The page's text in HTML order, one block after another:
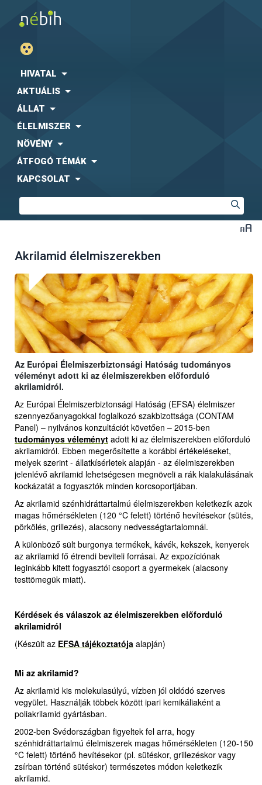
HIVATAL
AKTUÁLIS
ÁLLAT
ÉLELMISZER
NÖVÉNY
ÁTFOGÓ TÉMÁK
KAPCSOLAT
Akrilamid élelmiszerekben
Az Európai Élelmiszerbiztonsági Hatóság tudományos
véleményt adott ki az élelmiszerekben előforduló
akrilamidról.
Az Európai Élelmiszerbiztonsági Hatóság (EFSA) élelmiszer
szennyezőanyagokkal foglalkozó szakbizottsága (CONTAM
Panel) – nyilvános konzultációt követően – 2015-ben
tudományos véleményt adott ki az élelmiszerekben előforduló
akrilamidról. Ebben megerősítette a korábbi értékeléseket,
melyek szerint - állatkísérletek alapján - az élelmiszerekben
jelenlévő akrilamid lehetségesen megnöveli a rák kialakulásának
kockázatát a fogyasztók minden korcsoportjában.
Az akrilamid szénhidráttartalmú élelmiszerekben keletkezik azok
magas hőmérsékleten (120 °C felett) történő hevítésekor (sütés,
pörkölés, grillezés), alacsony nedvességtartalomnál.
A különböző sült burgonya termékek, kávék, kekszek, kenyerek
az akrilamid fő étrendi beviteli forrásai. Az expozíciónak
leginkább kitett fogyasztói csoport a gyermekek (alacsony
testtömegük miatt).
Kérdések és válaszok az élelmiszerekben előforduló
akrilamidról
(Készült az EFSA tájékoztatója alapján)
Mi az akrilamid?
Az akrilamid kis molekulasúlyú, vízben jól oldódó szerves
vegyület. Használják többek között ipari kemikáliaként a
poliakrilamid gyártásban.
2002-ben Svédországban figyeltek fel arra, hogy
szénhidráttartalmú élelmiszerek magas hőmérsékleten (120-150
°C felett) történő hevítésekor (pl. sütéskor, grillezéskor vagy
zsírban történő sütéskor) természetes módon keletkezik
akrilamid.